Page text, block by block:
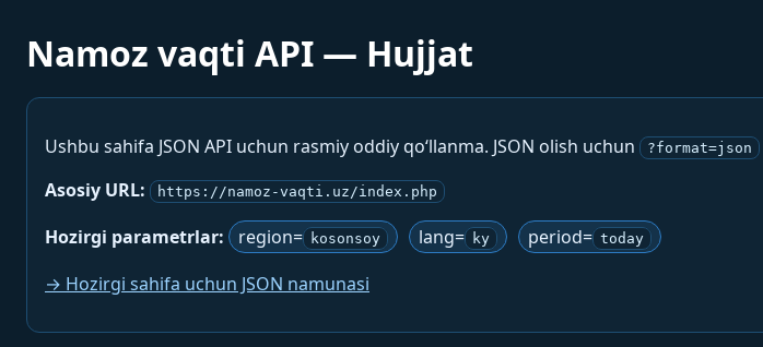
Namoz vaqti API — Hujjat
Ushbu sahifa JSON API uchun rasmiy oddiy qo‘llanma. JSON olish uchun ?format=json
Asosiy URL:
https://namoz-vaqti.uz/index.php
Hozirgi parametrlar: region= kosonsoy lang= ky period= today
→ Hozirgi sahifa uchun JSON namunasi